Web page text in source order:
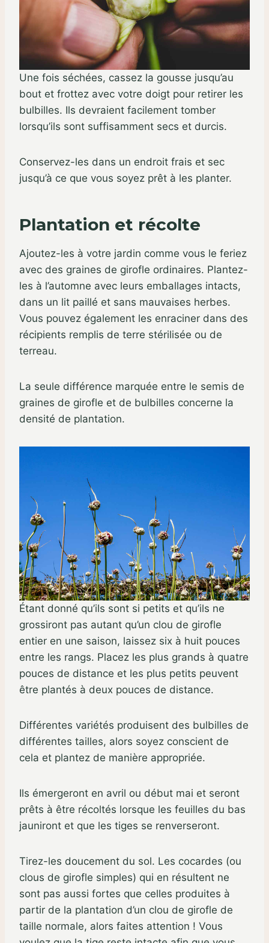
Une fois séchées, cassez la gousse jusqu’au
bout et frottez avec votre doigt pour retirer les
bulbilles. Ils devraient facilement tomber
lorsqu’ils sont suffisamment secs et durcis.
Conservez-les dans un endroit frais et sec
jusqu’à ce que vous soyez prêt à les planter.
Plantation et récolte
Ajoutez-les à votre jardin comme vous le feriez
avec des graines de girofle ordinaires. Plantez-
les à l’automne avec leurs emballages intacts,
dans un lit paillé et sans mauvaises herbes.
Vous pouvez également les enraciner dans des
récipients remplis de terre stérilisée ou de
terreau.
La seule différence marquée entre le semis de
graines de girofle et de bulbilles concerne la
densité de plantation.
Étant donné qu’ils sont si petits et qu’ils ne
grossiront pas autant qu’un clou de girofle
entier en une saison, laissez six à huit pouces
entre les rangs. Placez les plus grands à quatre
pouces de distance et les plus petits peuvent
être plantés à deux pouces de distance.
Différentes variétés produisent des bulbilles de
différentes tailles, alors soyez conscient de
cela et plantez de manière appropriée.
Ils émergeront en avril ou début mai et seront
prêts à être récoltés lorsque les feuilles du bas
jauniront et que les tiges se renverseront.
Tirez-les doucement du sol. Les cocardes (ou
clous de girofle simples) qui en résultent ne
sont pas aussi fortes que celles produites à
partir de la plantation d’un clou de girofle de
taille normale, alors faites attention ! Vous